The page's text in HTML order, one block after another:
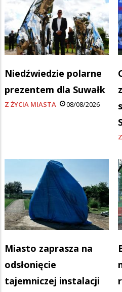
Niedźwiedzie polarne
prezentem dla Suwałk
Z ŻYCIA MIASTA 08/08/2026
Miasto zaprasza na
odsłonięcie
tajemniczej instalacji